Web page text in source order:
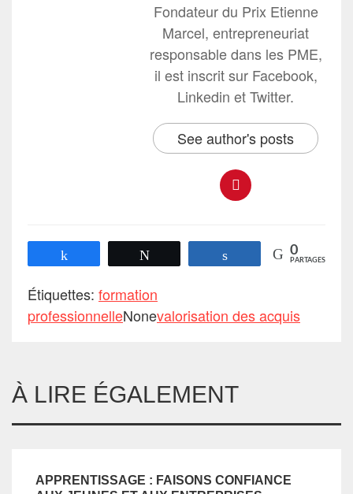
Fondateur du Prix Etienne
Marcel, entrepreneuriat
responsable dans les PME,
il est inscrit sur Facebook,
Linkedin et Twitter.
See author's posts
Partagez 0
PARTAGES
Étiquettes: formation
professionnelleNonevalorisation des acquis
À LIRE ÉGALEMENT
APPRENTISSAGE : FAISONS CONFIANCE